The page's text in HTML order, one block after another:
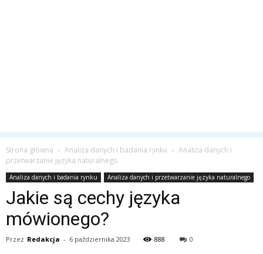
Strona główna Analiza danych i badania rynku
Analiza danych i
przetwarzanie języka naturalnego
Analiza danych i badania rynku Analiza danych i przetwarzanie języka naturalnego
Jakie są cechy języka
mówionego?
Przez Redakcja - 6 października 2023 888 0